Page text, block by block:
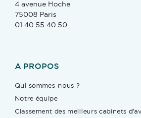
4 avenue Hoche
75008 Paris
01 40 55 40 50
A PROPOS
Qui sommes-nous ?
Notre équipe
Classement des meilleurs cabinets